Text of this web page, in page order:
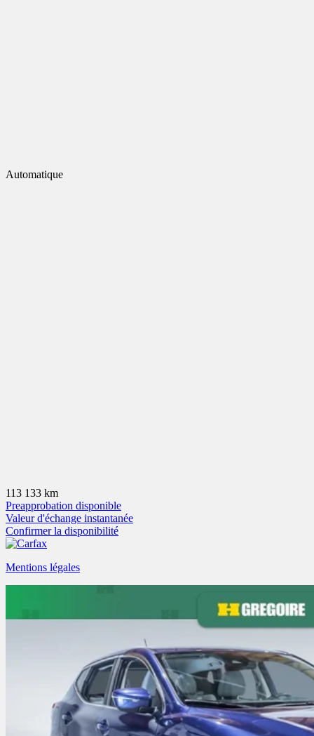
Automatique
113 133 km
Preapprobation disponible
Valeur d'échange instantanée
Confirmer la disponibilité
Mentions légales